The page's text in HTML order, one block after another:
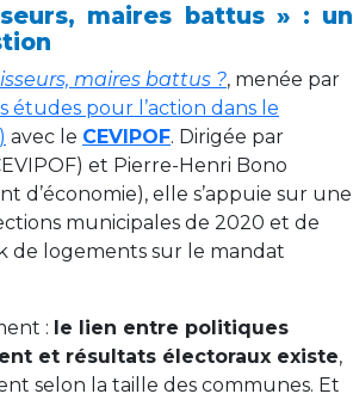
maires battus » : un
maires battus ?, menée par
études pour l’action dans le
avec le CEVIPOF. Dirigée par
et Pierre-Henri Bono
d’économie), elle s’appuie sur une
municipales de 2020 et de
de logements sur le mandat
: le lien entre politiques
et résultats électoraux existe,
selon la taille des communes. Et